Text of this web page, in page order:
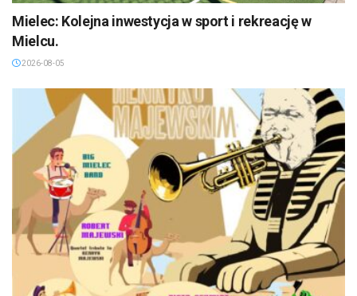
Mielec: Kolejna inwestycja w sport i rekreację w
Mielcu.
2026-08-05